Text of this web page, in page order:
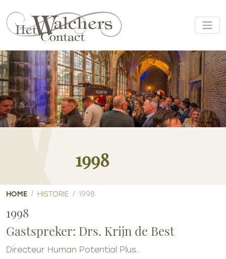
1998
HOME HISTORIE 1998
1998
Gastspreker: Drs. Krijn de Best
Directeur Human Potential Plus.